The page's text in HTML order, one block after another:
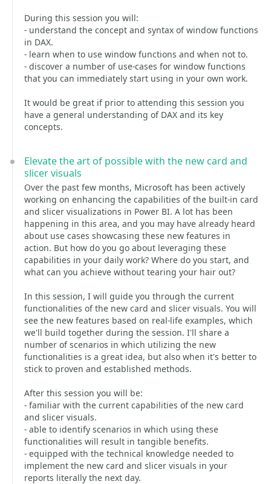
During this session you will:
- understand the concept and syntax of window functions
in DAX.
- learn when to use window functions and when not to.
- discover a number of use-cases for window functions
that you can immediately start using in your own work.
It would be great if prior to attending this session you
have a general understanding of DAX and its key
concepts.
Elevate the art of possible with the new card and
slicer visuals
Over the past few months, Microsoft has been actively
working on enhancing the capabilities of the built-in card
and slicer visualizations in Power BI. A lot has been
happening in this area, and you may have already heard
about use cases showcasing these new features in
action. But how do you go about leveraging these
capabilities in your daily work? Where do you start, and
what can you achieve without tearing your hair out?
In this session, I will guide you through the current
functionalities of the new card and slicer visuals. You will
see the new features based on real-life examples, which
we'll build together during the session. I'll share a
number of scenarios in which utilizing the new
functionalities is a great idea, but also when it's better to
stick to proven and established methods.
After this session you will be:
- familiar with the current capabilities of the new card
and slicer visuals.
- able to identify scenarios in which using these
functionalities will result in tangible benefits.
- equipped with the technical knowledge needed to
implement the new card and slicer visuals in your
reports literally the next day.